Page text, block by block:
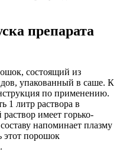
препарата
состоящий из
упакованный в саше. К
по применению.
1 литр раствора в
имеет горько-
напоминает плазму
этот порошок